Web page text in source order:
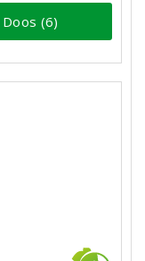
Doos (6)